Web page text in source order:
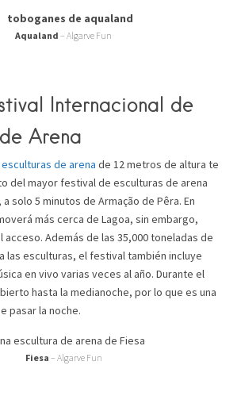
Aqualand – Algarve Fun
Internacional de
Arena
esculturas de arena de 12 metros de altura te
del mayor festival de esculturas de arena
solo 5 minutos de Armação de Pêra. En
más cerca de Lagoa, sin embargo,
Además de las 35,000 toneladas de
las esculturas, el festival también incluye
en vivo varias veces al año. Durante el
hasta la medianoche, por lo que es una
pasar la noche.
Fiesa – Algarve Fun